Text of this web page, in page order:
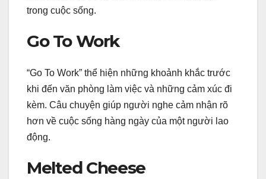
trong cuộc sống.
Go To Work
“Go To Work” thể hiện những khoảnh khắc trước
khi đến văn phòng làm việc và những cảm xúc đi
kèm. Câu chuyện giúp người nghe cảm nhận rõ
hơn về cuộc sống hàng ngày của một người lao
động.
Melted Cheese